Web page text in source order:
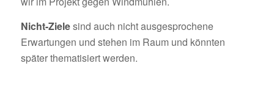
Nicht-Zielesind auch nicht ausgesprochene
Erwartungen und stehen im Raum und könnten
später thematisiert werden.